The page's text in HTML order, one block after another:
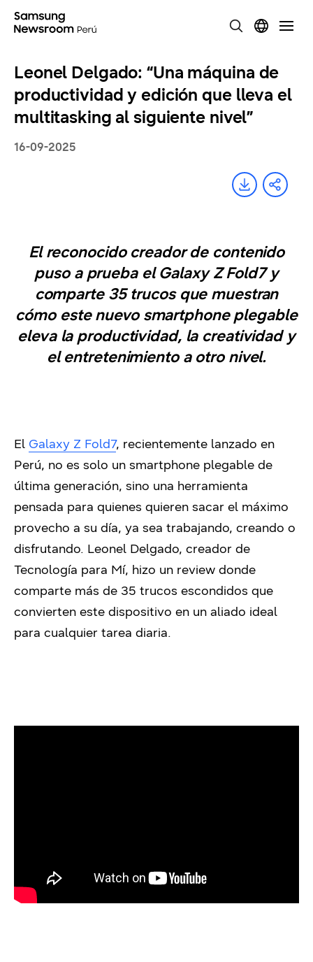
Leonel Delgado: “Una máquina de
productividad y edición que lleva el
multitasking al siguiente nivel”
16-09-2025
El reconocido creador de contenido
puso a prueba el Galaxy Z Fold7 y
comparte 35 trucos que muestran
cómo este nuevo smartphone plegable
eleva la productividad, la creatividad y
el entretenimiento a otro nivel.
El Galaxy Z Fold7, recientemente lanzado en
Perú, no es solo un smartphone plegable de
última generación, sino una herramienta
pensada para quienes quieren sacar el máximo
provecho a su día, ya sea trabajando, creando o
disfrutando. Leonel Delgado, creador de
Tecnología para Mí, hizo un review donde
comparte más de 35 trucos escondidos que
convierten este dispositivo en un aliado ideal
para cualquier tarea diaria.